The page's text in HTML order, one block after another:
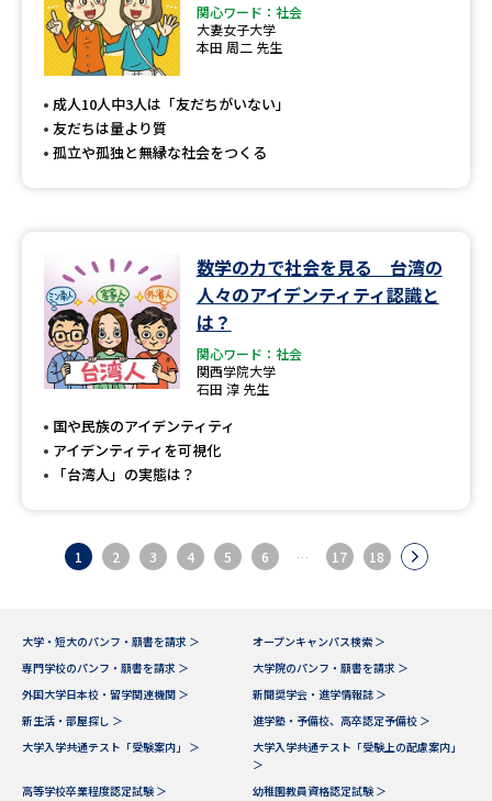
関心ワード：社会
大妻女子大学
本田 周二 先生
成人10人中3人は「友だちがいない」
友だちは量より質
孤立や孤独と無縁な社会をつくる
数学の力で社会を見る 台湾の
人々のアイデンティティ認識と
は？
関心ワード：社会
関西学院大学
石田 淳 先生
国や民族のアイデンティティ
アイデンティティを可視化
「台湾人」の実態は？
1 2 3 4 5 6 … 17 18
大学・短大のパンフ・願書を請求 ＞
オープンキャンパス検索 ＞
専門学校のパンフ・願書を請求 ＞
大学院のパンフ・願書を請求 ＞
外国大学日本校・留学関連機関 ＞
新聞奨学会・進学情報誌 ＞
新生活・部屋探し ＞
進学塾・予備校、高卒認定予備校 ＞
大学入学共通テスト「受験案内」 ＞
大学入学共通テスト「受験上の配慮案内」
＞
高等学校卒業程度認定試験 ＞
幼稚園教員資格認定試験 ＞